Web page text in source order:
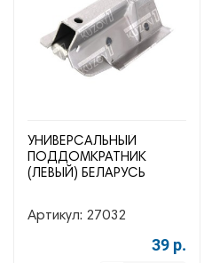
УНИВЕРСАЛЬНЫЙ
ПОДДОМКРАТНИК
(ЛЕВЫЙ) БЕЛАРУСЬ
Артикул: 27032
39 р.